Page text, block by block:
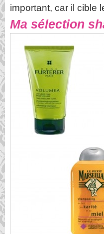
important, car il cible
Ma sélection